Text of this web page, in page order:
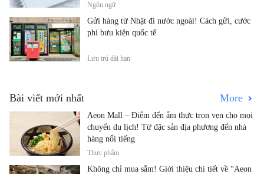
Ngôn ngữ
Gửi hàng từ Nhật đi nước ngoài! Cách gửi, cước
phí bưu kiện quốc tế
Lưu trú dài hạn
Bài viết mới nhất More
Aeon Mall – Điểm đến ẩm thực trọn vẹn cho mọi
chuyến du lịch! Từ đặc sản địa phương đến nhà
hàng nổi tiếng
Thực phẩm
Không chỉ mua sắm! Giới thiệu chi tiết về “Aeon